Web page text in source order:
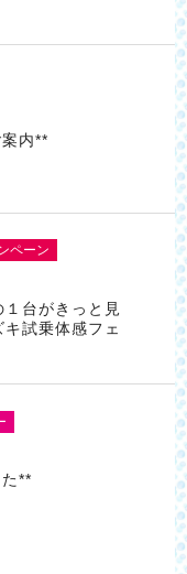
内**
ペーン
１台がきっと見
試乗体感フェ
**